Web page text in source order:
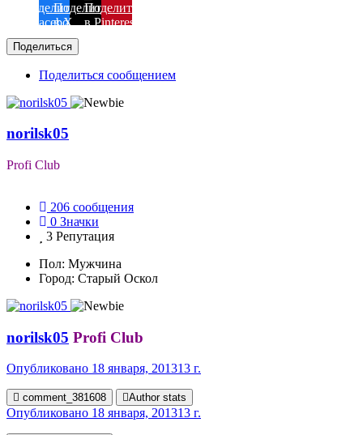
Поделиться
в Facebook
Поделиться
в X
Поделиться
в Pinterest
Поделиться
Поделиться сообщением
norilsk05
Profi Club
206 сообщения
0 Значки
3 Репутация
Пол: Мужчина
Город: Старый Оскол
norilsk05 Profi Club
Опубликовано 18 января, 201313 г.
comment_381608 Author stats
Опубликовано 18 января, 201313 г.